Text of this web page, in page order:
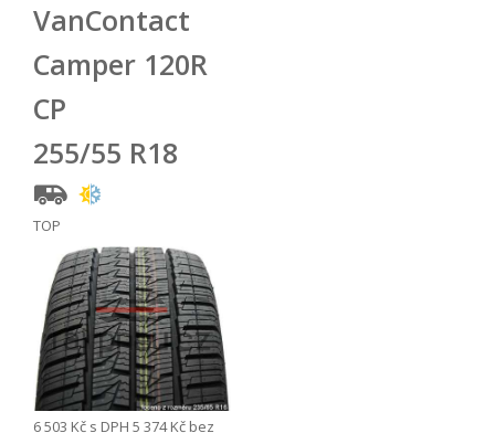
VanContact
Camper 120R
CP
255/55 R18
TOP
6 503 Kč s DPH 5 374 Kč bez